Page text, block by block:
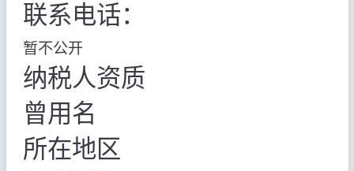
联系电话：
暂不公开
纳税人资质
曾用名
所在地区